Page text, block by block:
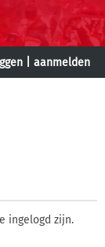
aanmelden
ingelogd zijn.